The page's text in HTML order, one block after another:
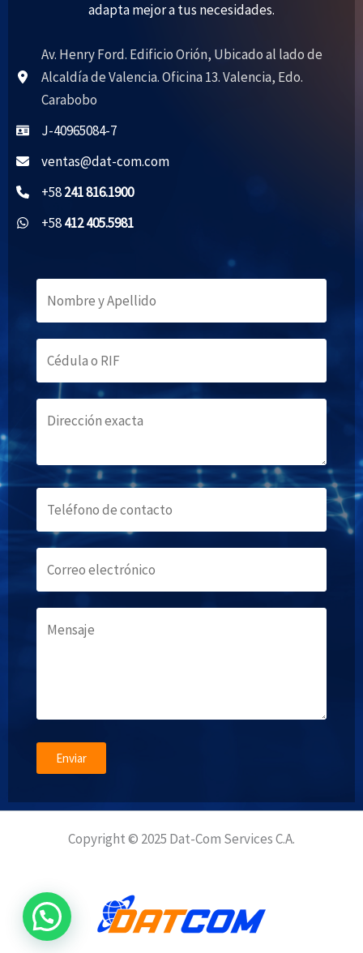
adapta mejor a tus necesidades.
Av. Henry Ford. Edificio Orión, Ubicado al lado de
Alcaldía de Valencia. Oficina 13. Valencia, Edo.
Carabobo
J-40965084-7
ventas@dat-com.com
+58241 816.1900
+58412 405.5981
Enviar
Copyright © 2025 Dat-Com Services C.A.